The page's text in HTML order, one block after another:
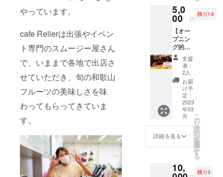
やっています。
cafe Relierは出張やイベン
ト専門のスムージー屋さん
で、いままで各地で出店さ
せていただき、旬の和歌山
フルーツの美味しさを味
わってもらってきていま
す。
やれば
誰でも
簡単に
作れま
すよ！
■詳細
・日
程：
2023年
3月の土
日で開
催予定
（支援
者さま
と日程
調整、
参加で
動画を
術。 デ
コルテ
のリン
パの流
れを良
くした
後、首
と肩を
しっか
りほぐ
して緊
張を
取って
から頭
と顔を
しっか
り整え
ンパの
流れが
5,0
00 円
残り18
【オー
プニン
グ的
パー
ティー
参加
権】 カ
ラダい
たわり
堂キッ
チンの
オープ
ニング
パー
ティー
っぽい
ティー
に参加
支援
者：
2人
お届
け予
定：
2023
年03
月
詳細を見る
こ
の
リ
タ
ー
ン
を
選
択
す
る
10, 残り3